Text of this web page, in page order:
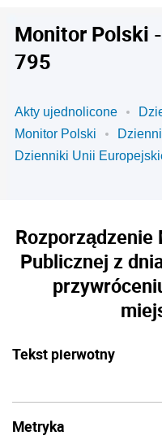
Monitor Polski
795
Akty ujednolicone
Monitor Polski
Dzienniki Unii
Publicznej z
Tekst pierwotny
Metryka